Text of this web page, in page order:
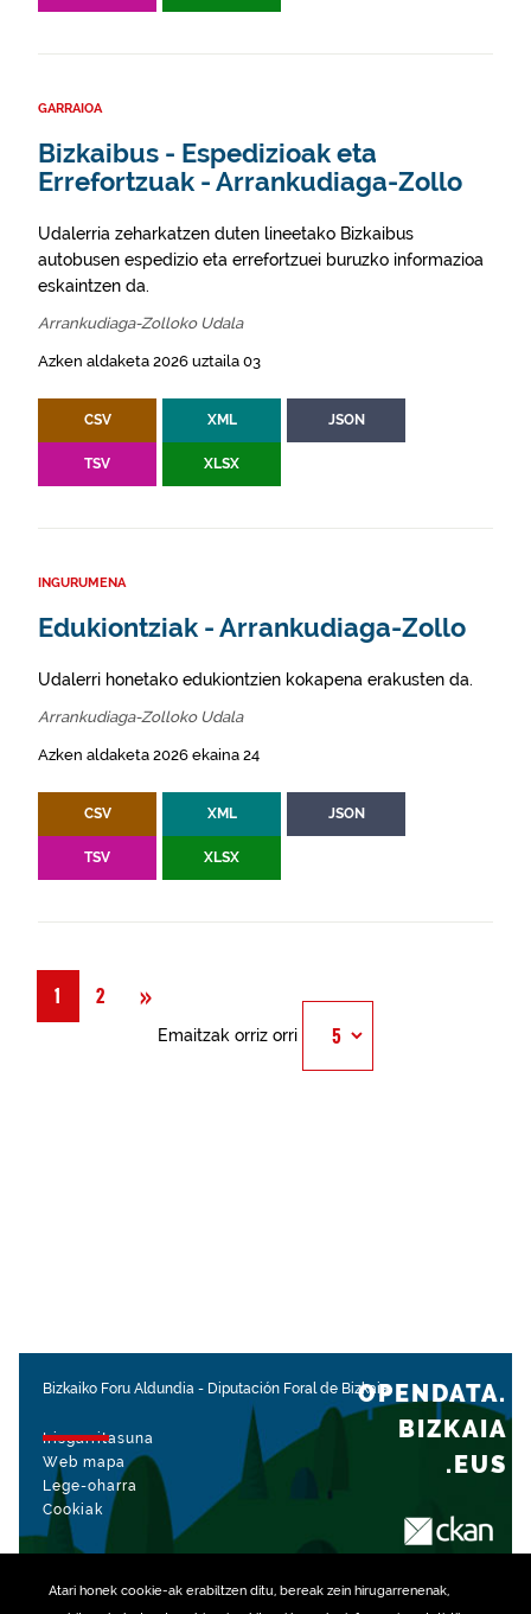
Atari honek cookie-ak erabiltzen ditu, bereak zein hirugarrenenak,
GARRAIOA
Bizkaibus - Espedizioak eta
Errefortzuak - Arrankudiaga-Zollo
Udalerria zeharkatzen duten lineetako Bizkaibus
autobusen espedizio eta errefortzuei buruzko informazioa
eskaintzen da.
Arrankudiaga-Zolloko Udala
Azken aldaketa 2026 uztaila 03
CSV XML JSON
TSV XLSX
INGURUMENA
Edukiontziak - Arrankudiaga-Zollo
Udalerri honetako edukiontzien kokapena erakusten da.
Arrankudiaga-Zolloko Udala
Azken aldaketa 2026 ekaina 24
CSV XML JSON
TSV XLSX
1 2 »
Emaitzak orriz orri
Bizkaiko Foru Aldundia - Diputación Foral de Bizkaia
Irisgarritasuna
Web mapa
Lege-oharra
Cookiak
OPENDATA.
BIZKAIA
.EUS